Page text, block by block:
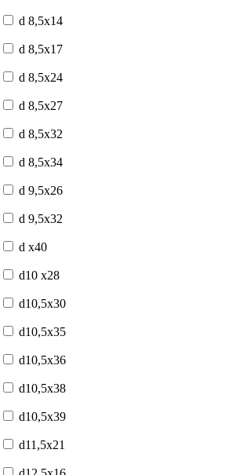
d 8,5x14
d 8,5x17
d 8,5x24
d 8,5x27
d 8,5x32
d 8,5x34
d 9,5x26
d 9,5x32
d x40
d10 x28
d10,5x30
d10,5x35
d10,5x36
d10,5x38
d10,5x39
d11,5x21